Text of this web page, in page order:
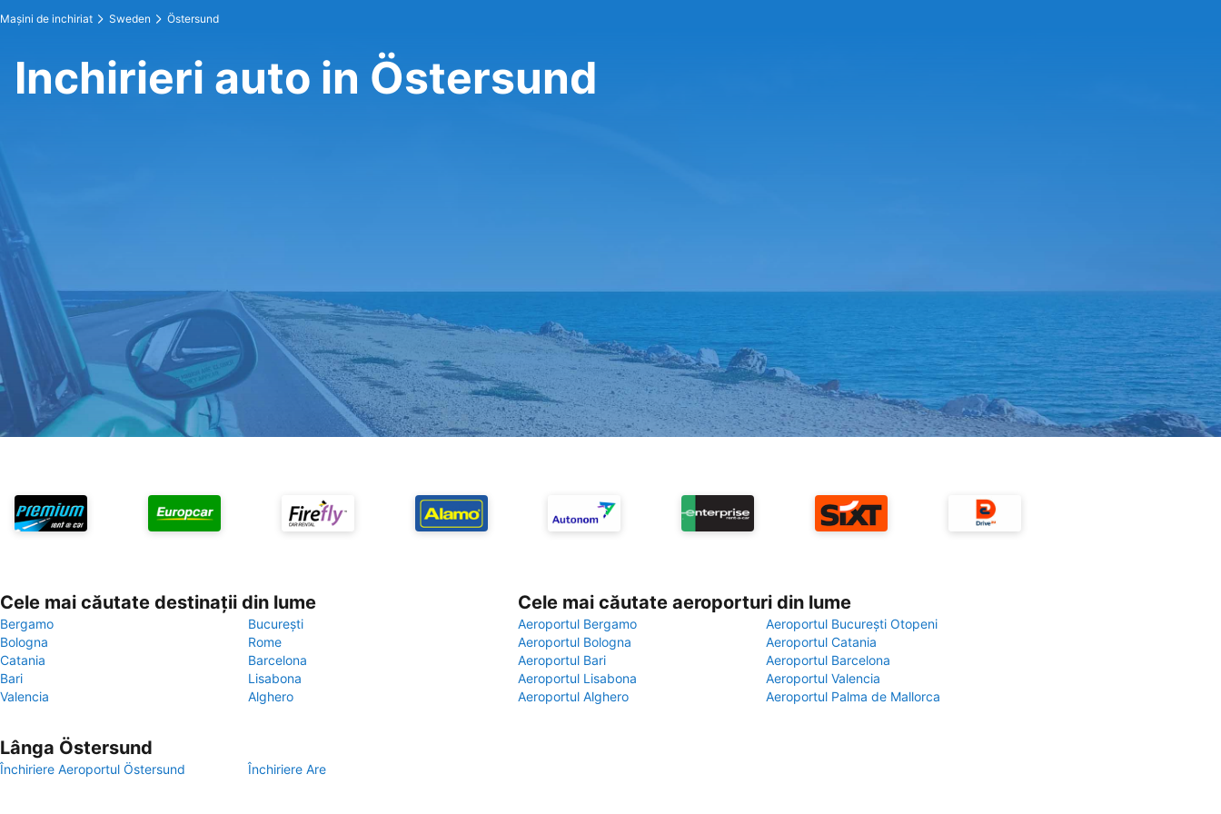
Maşini de inchiriat Sweden Östersund
Inchirieri auto in Östersund
Cele mai căutate destinații din lume
Bergamo
București
Bologna
Rome
Catania
Barcelona
Bari
Lisabona
Valencia
Alghero
Cele mai căutate aeroporturi din lume
Aeroportul Bergamo
Aeroportul București Otopeni
Aeroportul Bologna
Aeroportul Catania
Aeroportul Bari
Aeroportul Barcelona
Aeroportul Lisabona
Aeroportul Valencia
Aeroportul Alghero
Aeroportul Palma de Mallorca
Lânga Östersund
Închiriere Aeroportul Östersund Închiriere Are